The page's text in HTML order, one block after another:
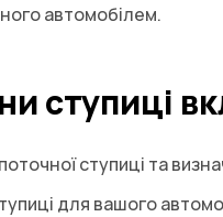
автомобілем.
ступиці
ступиці та
для вашого